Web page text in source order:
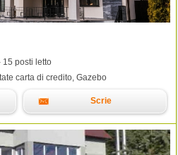
15 posti letto
carta di credito, Gazebo
Scrie